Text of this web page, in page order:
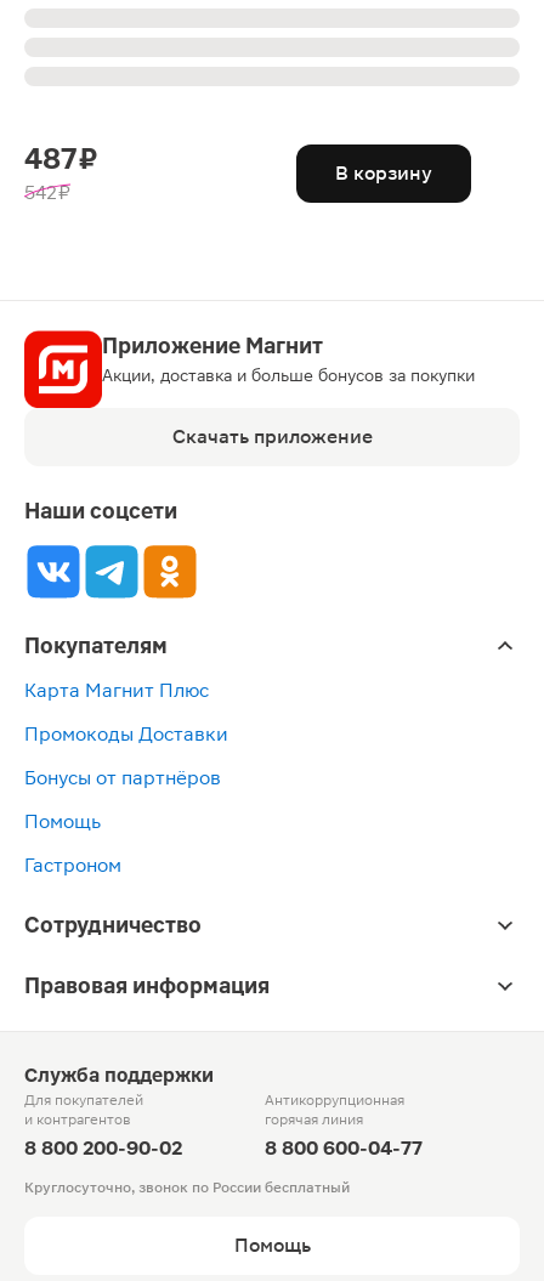
487 ₽
542 ₽
В корзину
Приложение Магнит
Акции, доставка и больше бонусов за покупки
Скачать приложение
Наши соцсети
Покупателям
Карта Магнит Плюс
Промокоды Доставки
Бонусы от партнёров
Помощь
Гастроном
Сотрудничество
Правовая информация
Служба поддержки
Для покупателей
и контрагентов
8 800 200-90-02
Антикоррупционная
горячая линия
8 800 600-04-77
Круглосуточно, звонок по России бесплатный
Помощь